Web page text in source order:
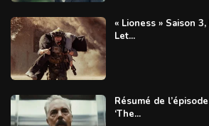
« Lioness » Saison
Let...
Résumé de
‘The...